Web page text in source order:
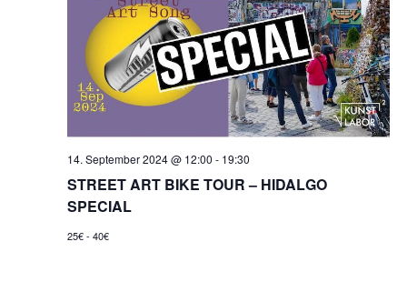
STREET ART BIKE TOUR – HIDALGO
SPECIAL
14. September 2024 @ 12:00 - 19:30
25€ - 40€